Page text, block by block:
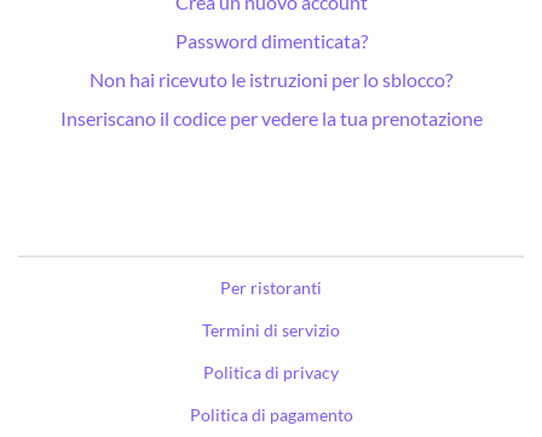
Password dimenticata?
Non hai ricevuto le istruzioni per lo sblocco?
Inseriscano il codice per vedere la tua prenotazione
Per ristoranti
Termini di servizio
Politica di privacy
Politica di pagamento